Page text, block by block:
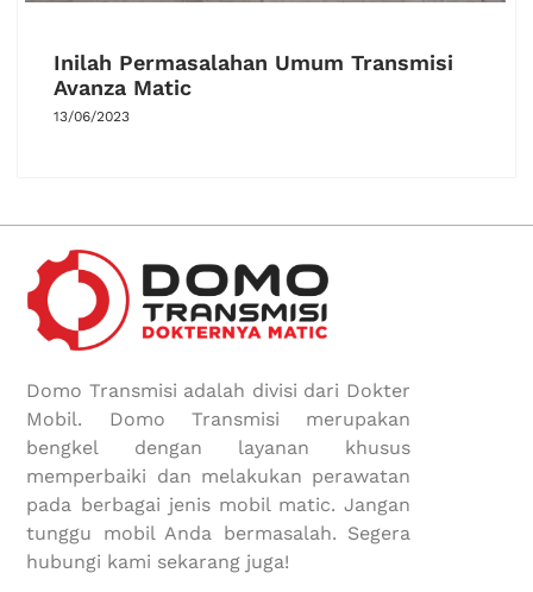
Inilah Permasalahan Umum Transmisi
Avanza Matic
13/06/2023
Domo Transmisi adalah divisi dari Dokter
Mobil. Domo Transmisi merupakan
bengkel dengan layanan khusus
memperbaiki dan melakukan perawatan
pada berbagai jenis mobil matic. Jangan
tunggu mobil Anda bermasalah. Segera
hubungi kami sekarang juga!